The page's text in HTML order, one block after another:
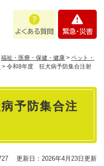
あ
問
・
福祉・医療・保健・健康 > ペット・
> 令和8年度 狂犬病予防集合注射
予防集合注
更新日：2026年4月23日更新